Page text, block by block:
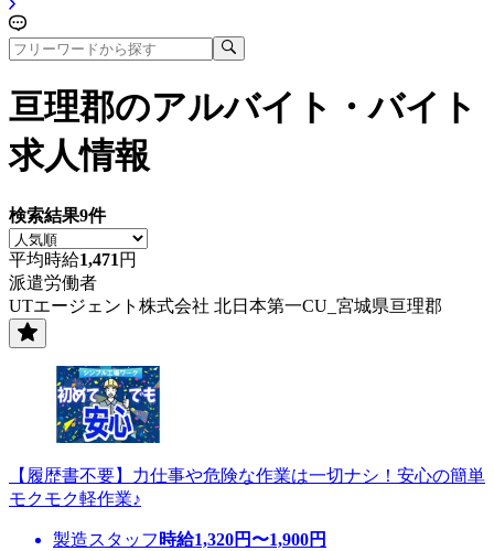
亘理郡のアルバイト・バイト
求人情報
検索結果9件
平均時給1,471 円
派遣労働者
UTエージェント株式会社 北日本第一CU_宮城県亘理郡
【履歴書不要】力仕事や危険な作業は一切ナシ！安心の簡単
モクモク軽作業♪
製造スタッフ 時給1,320円〜1,900円